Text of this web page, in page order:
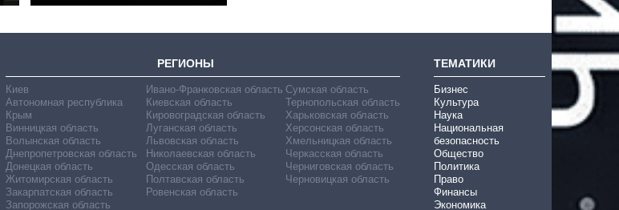
РЕГИОНЫ
Киев
Автономная республика
Крым
Винницкая область
Волынская область
Днепропетровская область
Донецкая область
Житомирская область
Закарпатская область
Запорожская область
Ивано-Франковская область
Киевская область
Кировоградская область
Луганская область
Львовская область
Николаевская область
Одесская область
Полтавская область
Ровенская область
Сумская область
Тернопольская область
Харьковская область
Херсонская область
Хмельницкая область
Черкасская область
Черниговская область
Черновицкая область
ТЕМАТИКИ
Бизнес
Культура
Наука
Национальная
безопасность
Общество
Политика
Право
Финансы
Экономика